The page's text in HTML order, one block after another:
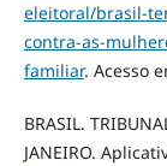
eleitoral/brasil-
contra-as-
familiar. Acesso
BRASIL.
JANEIRO.